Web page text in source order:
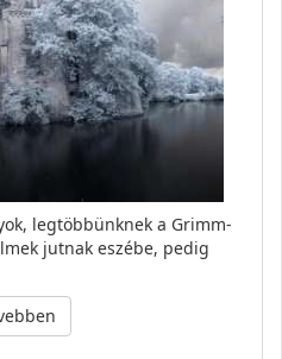
legtöbbünknek a Grimm-
jutnak eszébe, pedig